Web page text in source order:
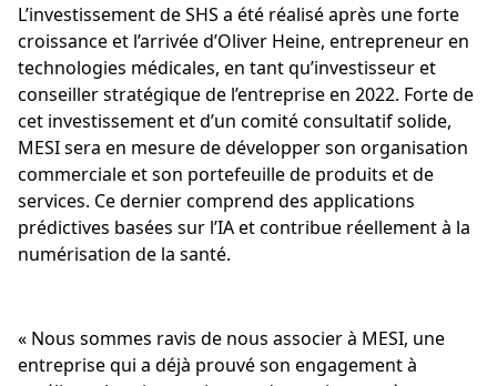
L’investissement de SHS a été réalisé après une forte
croissance et l’arrivée d’Oliver Heine, entrepreneur en
technologies médicales, en tant qu’investisseur et
conseiller stratégique de l’entreprise en 2022. Forte de
cet investissement et d’un comité consultatif solide,
MESI sera en mesure de développer son organisation
commerciale et son portefeuille de produits et de
services. Ce dernier comprend des applications
prédictives basées sur l’IA et contribue réellement à la
numérisation de la santé.
« Nous sommes ravis de nous associer à MESI, une
entreprise qui a déjà prouvé son engagement à